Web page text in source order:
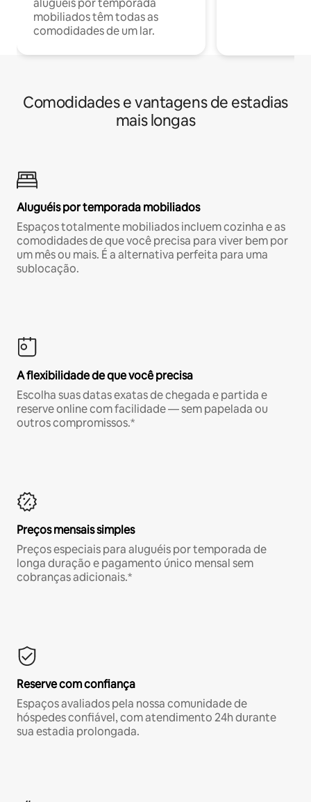
aluguéis por temporada
mobiliados têm todas as
comodidades de um lar.
Comodidades e vantagens de estadias
mais longas
Aluguéis por temporada mobiliados
Espaços totalmente mobiliados incluem cozinha e as
comodidades de que você precisa para viver bem por
um mês ou mais. É a alternativa perfeita para uma
sublocação.
A flexibilidade de que você precisa
Escolha suas datas exatas de chegada e partida e
reserve online com facilidade — sem papelada ou
outros compromissos.*
Preços mensais simples
Preços especiais para aluguéis por temporada de
longa duração e pagamento único mensal sem
cobranças adicionais.*
Reserve com confiança
Espaços avaliados pela nossa comunidade de
hóspedes confiável, com atendimento 24h durante
sua estadia prolongada.